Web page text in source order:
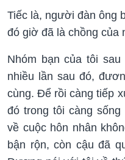
Tiếc là, người đàn ông
đó giờ đã là chồng của
Nhóm bạn của tôi
nhiều lần sau đó,
cùng. Để rồi càng tiếp
đó trong tôi càng
về cuộc hôn nhân
bận rộn, còn cậu đã